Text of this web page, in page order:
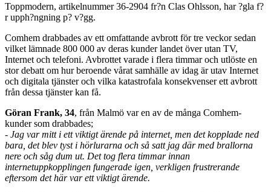
Toppmodern, artikelnummer 36-2904 fr?n Clas Ohlsson, har ?gla f?
r upph?ngning p? v?gg.
Comhem drabbades av ett omfattande avbrott för tre veckor sedan
vilket lämnade 800 000 av deras kunder landet över utan TV,
Internet och telefoni. Avbrottet varade i flera timmar och utlöste en
stor debatt om hur beroende vårat samhälle av idag är utav Internet
och digitala tjänster och vilka katastrofala konsekvenser ett avbrott
från dessa tjänster kan få.
Göran Frank, 34, från Malmö var en av de många Comhem-
kunder som drabbades;
- Jag var mitt i ett viktigt ärende på internet, men det kopplade ned
bara, det blev tyst i hörlurarna och så satt jag där med brallorna
nere och såg dum ut. Det tog flera timmar innan
internetuppkopplingen fungerade igen, verkligen frustrerande
eftersom det här var ett viktigt ärende.